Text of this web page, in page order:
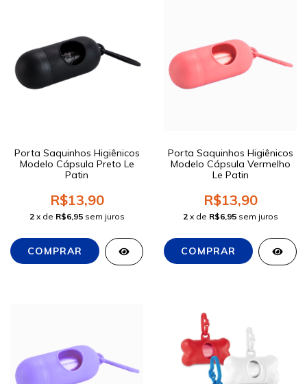
Porta Saquinhos Higiênicos
Modelo Cápsula Preto Le
Patin
R$13,90
2 x de R$6,95 sem juros
Porta Saquinhos Higiênicos
Modelo Cápsula Vermelho
Le Patin
R$13,90
2 x de R$6,95 sem juros